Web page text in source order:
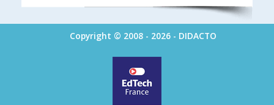
Copyright © 2008 - 2026 - DIDACTO